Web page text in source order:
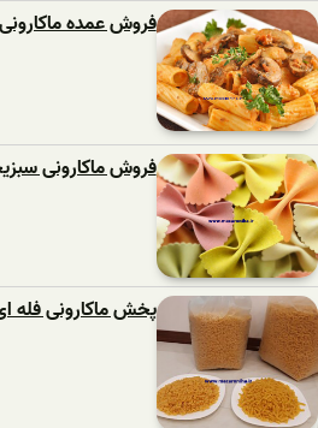
فروش عمده
فروش ماکارونی
پخش ماکارونی فله